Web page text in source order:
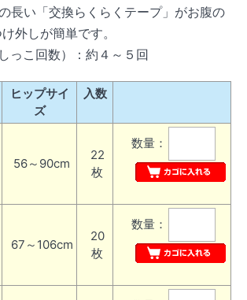
長い「交換らくらくテープ」がお腹の
外しが簡単です。
っこ回数）：約４～５回
ヒップサイ
ズ
入数
56～90cm
22
枚
数量：
67～106cm
20
枚
数量：